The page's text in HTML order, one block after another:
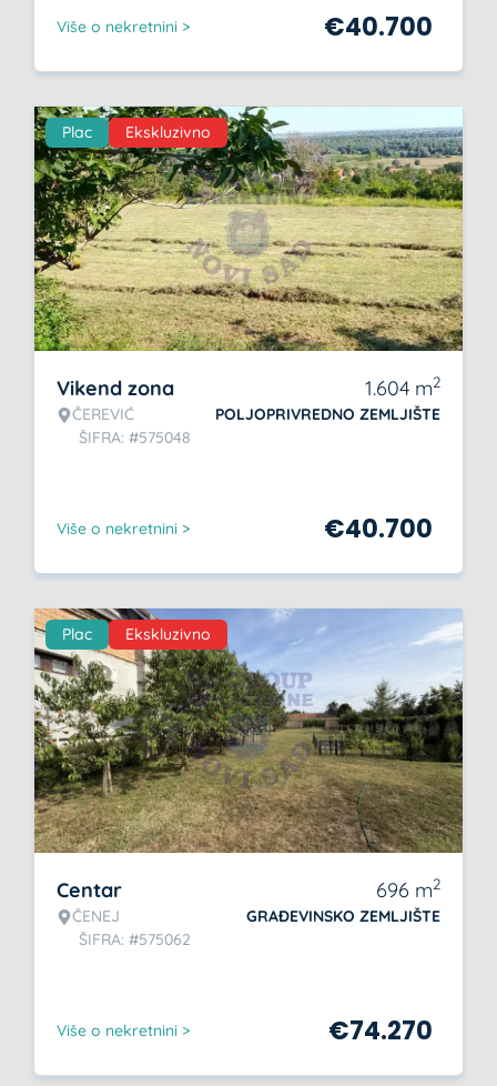
Više o nekretnini > €40.700
Plac Ekskluzivno
Vikend zona
ČEREVIĆ
ŠIFRA: #575048
1.604 m2
POLJOPRIVREDNO ZEMLJIŠTE
Više o nekretnini > €40.700
Plac Ekskluzivno
Centar
ČENEJ
ŠIFRA: #575062
696 m2
GRAĐEVINSKO ZEMLJIŠTE
Više o nekretnini > €74.270